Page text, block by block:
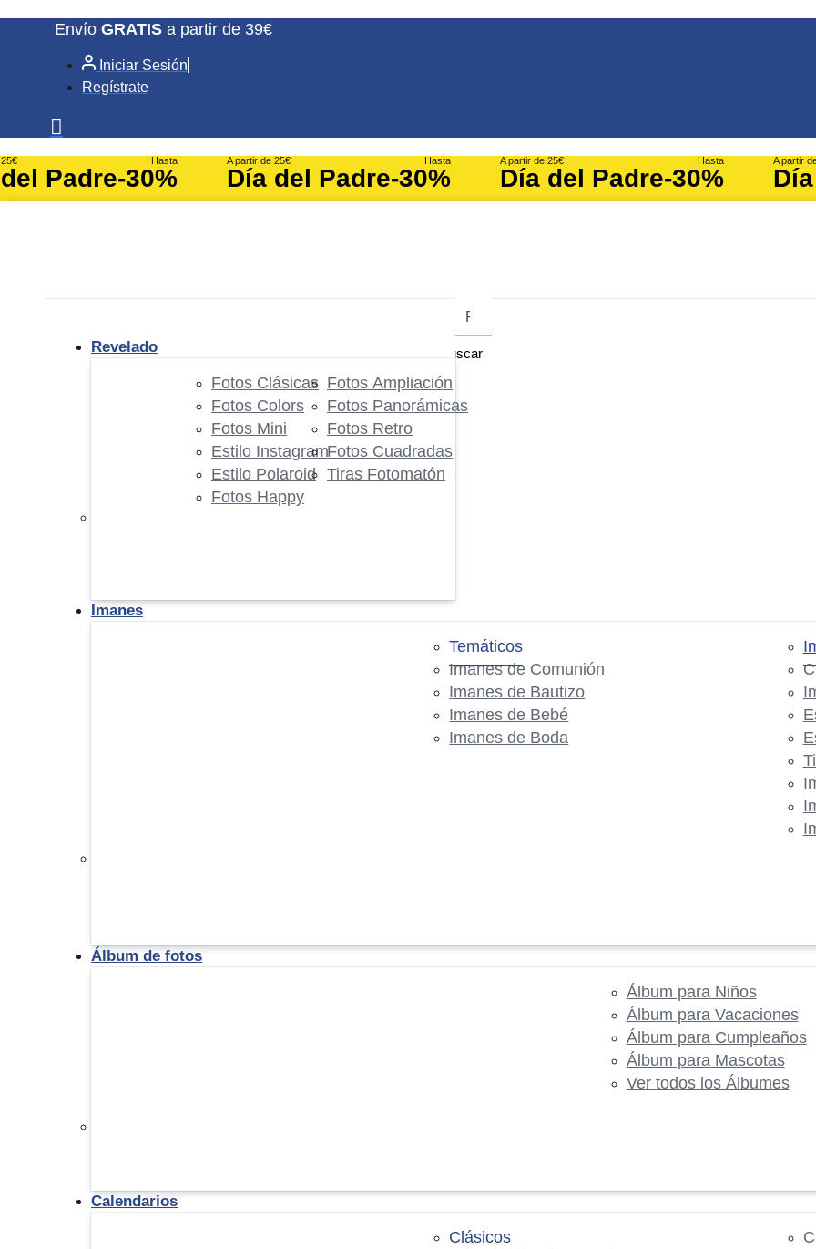
Envío GRATIS a partir de 39€
Iniciar Sesión
Regístrate
Padre
Hasta
-30%
A partir de 25€
Día del Padre
Hasta
-30%
A partir de 25€
Día del Padre
Hasta
-30%
A partir
Buscar
Revelado
Fotos Clásicas
Fotos Colors
Fotos Mini
Estilo Instagram
Estilo Polaroid
Fotos Happy
Fotos Ampliación
Fotos Panorámicas
Fotos Retro
Fotos Cuadradas
Tiras Fotomatón
Imanes
Temáticos
Imanes de Comunión
Imanes de Bautizo
Imanes de Bebé
Imanes de Boda
Álbum de fotos
Álbum para Niños
Álbum para Vacaciones
Álbum para Cumpleaños
Álbum para Mascotas
Ver todos los Álbumes
Calendarios
Clásicos